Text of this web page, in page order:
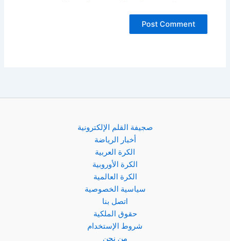
صجيفة القلم الإلكترونية
أخبار الرياضة
الكرة العربية
الكرة الأوروبية
الكرة العالمية
سياسية الخصوصية
اتصل بنا
حقوق الملكية
شروط الإستخدام
من نحن